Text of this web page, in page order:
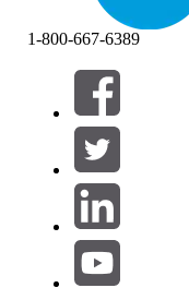
Фильтры (0)
ВЫБРАТЬ ФИЛЬТРЫ
Область продуктов
1-800-667-6389